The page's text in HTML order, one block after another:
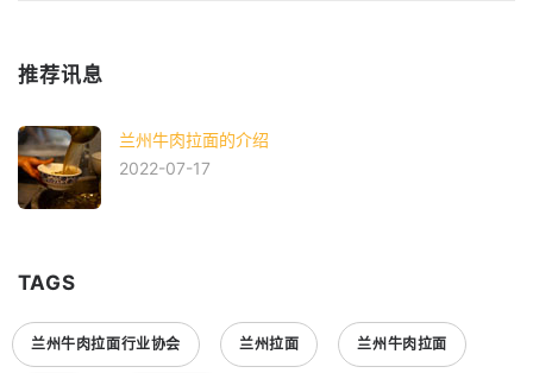
推荐讯息
兰州牛肉拉面的介绍
2022-07-17
TAGS
兰州牛肉拉面行业协会 兰州拉面 兰州牛肉拉面